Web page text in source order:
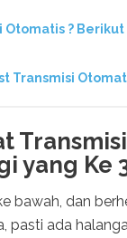
Otomatis ? Berikut
Transmisi
yang Ke
bawah, dan
pasti ada